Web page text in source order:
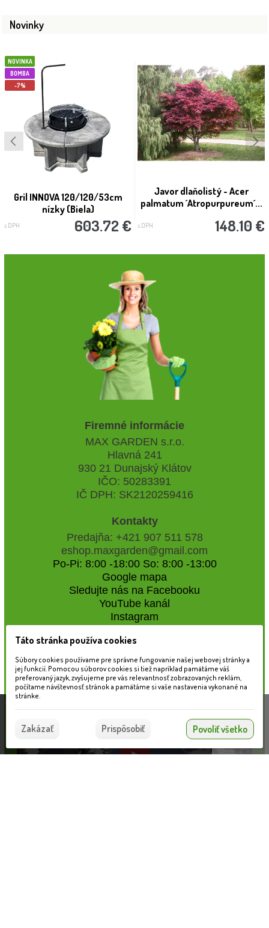
Novinky
NOVINKA
BOMBA
-7%
Gril INNOVA 120/120/53cm
nízky (Biela)
s DPH 603.72 €
Javor dlaňolistý - Acer
palmatum ´Atropurpureum´...
s DPH 148.10 €
Firemné informácie
MAX GARDEN s.r.o.
Hlavná 241
930 21 Dunajský Klátov
IČO: 50283391
IČ DPH: SK2120259416
Kontakty
Predajňa: +421 907 511 578
eshop.maxgarden@gmail.com
Po-Pi: 8:00 -18:00 So: 8:00 -13:00
Google mapa
Sledujte nás na Facebooku
YouTube kanál
Instagram
Naše záhradné centrum
Táto stránka používa súbory cookies, ktoré nám
pomáhajú poskytovať služby. Používaním našich
služieb vyjadrujete súhlas s používaním súborov
Súhlasím
Táto stránka používa cookies
Súbory cookies používame pre správne fungovanie našej webovej stránky a
jej funkcií. Pomocou súborov cookies si tiež napríklad pamätáme váš
preferovaný jazyk, zvyšujeme pre vás relevantnosť zobrazovaných reklám,
počítame návštevnosť stránok a pamätáme si vaše nastavenia vykonané na
stránke.
Zakázať Prispôsobiť Povoliť všetko